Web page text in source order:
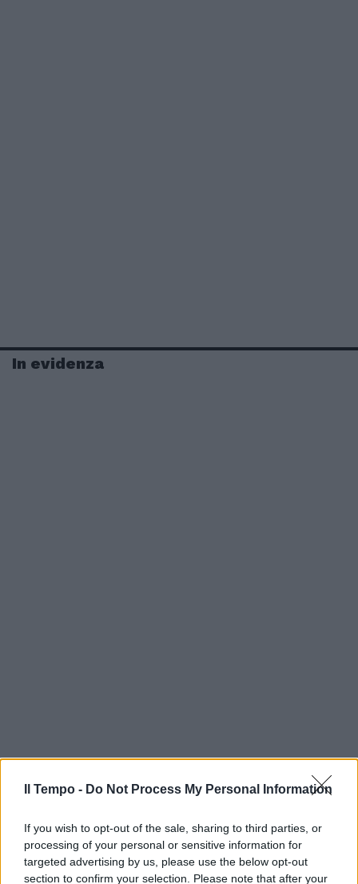
Il Tempo - Do Not Process My Personal Information
If you wish to opt-out of the sale, sharing to third parties, or
processing of your personal or sensitive information for
targeted advertising by us, please use the below opt-out
section to confirm your selection. Please note that after your
In evidenza